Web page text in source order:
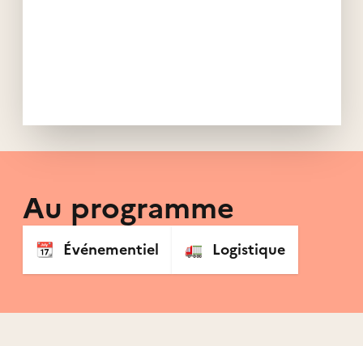
Au programme
📆 Événementiel 🚛 Logistique